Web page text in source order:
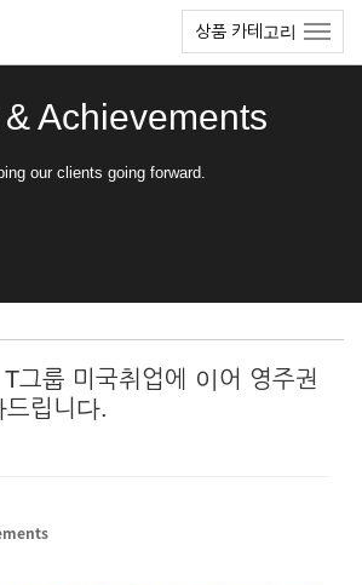
상품 카테고리
Achievements
our clients going forward.
그룹 미국취업에 이어 영주권
립니다.